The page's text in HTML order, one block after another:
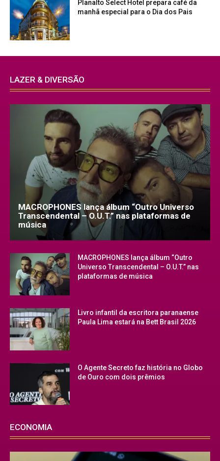
Planalto Select Hotel prepara café da
manhã especial para o Dia dos Pais
LAZER & DIVERSÃO
MACROPHONES lança álbum “Outro Universo
Transcendental – O.U.T.” nas plataformas de
música
MACROPHONES lança álbum “Outro
Universo Transcendental – O.U.T.” nas
plataformas de música
Livro infantil da escritora paranaense
Paula Lima estará na Bett Brasil 2026
O Agente Secreto faz história no Globo
de Ouro com dois prêmios
ECONOMIA